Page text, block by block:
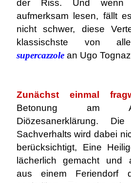
der Riss. Und
aufmerksam lesen, fällt
nicht schwer, diese
klassischste von
supercazzole an Ugo
Zunächst einmal
Betonung am
Diözesanerklärung.
Sachverhalts wird dabei
berücksichtigt, Eine
lächerlich gemacht und
aus einem Feriendorf